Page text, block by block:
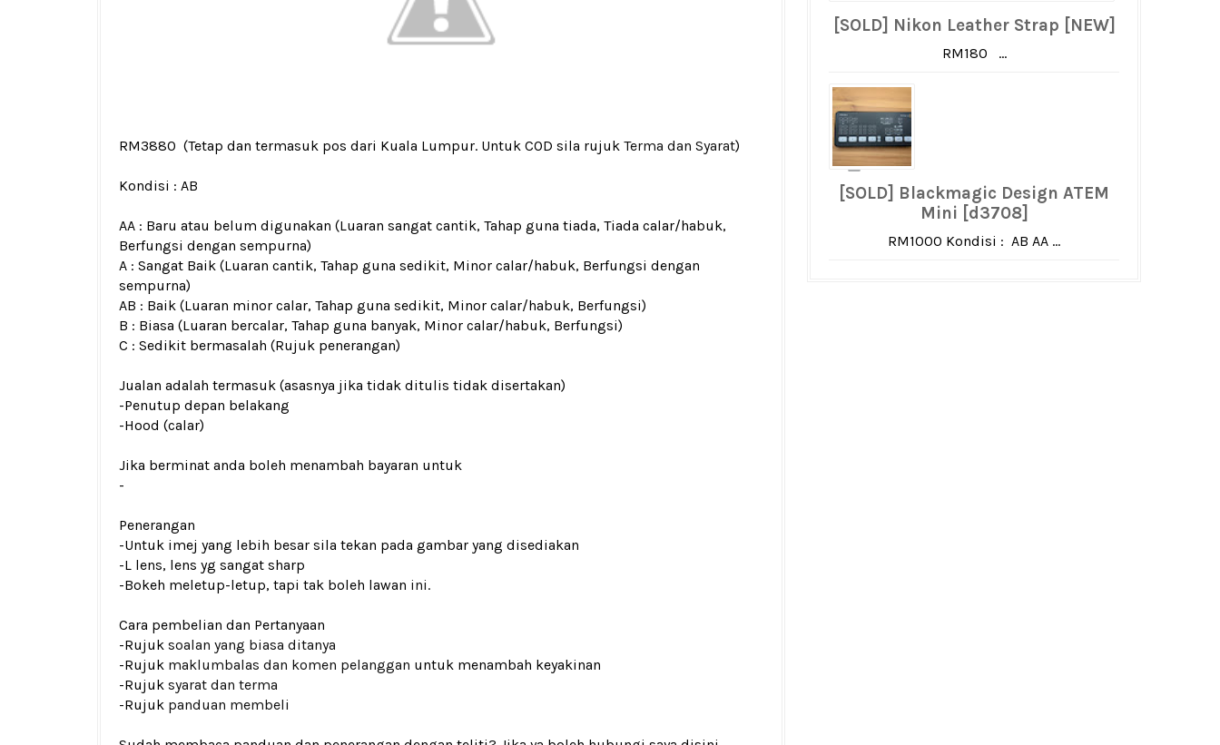
RM3880 (Tetap dan termasuk pos dari Kuala Lumpur. Untuk COD sila rujuk Terma dan Syarat)
Kondisi : AB
AA : Baru atau belum digunakan (Luaran sangat cantik, Tahap guna tiada, Tiada calar/habuk,
Berfungsi dengan sempurna)
A : Sangat Baik (Luaran cantik, Tahap guna sedikit, Minor calar/habuk, Berfungsi dengan
sempurna)
AB : Baik (Luaran minor calar, Tahap guna sedikit, Minor calar/habuk, Berfungsi)
B : Biasa (Luaran bercalar, Tahap guna banyak, Minor calar/habuk, Berfungsi)
C : Sedikit bermasalah (Rujuk penerangan)
Jualan adalah termasuk (asasnya jika tidak ditulis tidak disertakan)
-Penutup depan belakang
-Hood (calar)
Jika berminat anda boleh menambah bayaran untuk
-
Penerangan
-Untuk imej yang lebih besar sila tekan pada gambar yang disediakan
-L lens, lens yg sangat sharp
-Bokeh meletup-letup, tapi tak boleh lawan ini.
Cara pembelian dan Pertanyaan
-Rujuk soalan yang biasa ditanya
-Rujuk maklumbalas dan komen pelanggan untuk menambah keyakinan
-Rujuk syarat dan terma
-Rujuk panduan membeli
[SOLD] Nikon Leather Strap [NEW]
RM180 ...
[SOLD] Blackmagic Design ATEM
Mini [d3708]
RM1000 Kondisi : AB AA ...